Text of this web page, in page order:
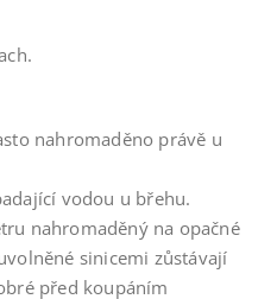
nahromaděno právě u
vodou u břehu.
nahromaděný na opačné
sinicemi zůstávají
před koupáním